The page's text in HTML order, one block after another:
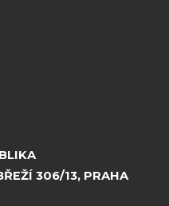
306/13, PRAHA